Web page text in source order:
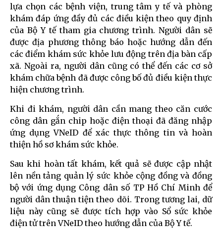
lựa chọn các bệnh viện, trung tâm y tế và phòng
khám đáp ứng đầy đủ các điều kiện theo quy định
của Bộ Y tế tham gia chương trình. Người dân sẽ
được địa phương thông báo hoặc hướng dẫn đến
các điểm khám sức khỏe lưu động trên địa bàn cấp
xã. Ngoài ra, người dân cũng có thể đến các cơ sở
khám chữa bệnh đã được công bố đủ điều kiện thực
hiện chương trình.
Khi đi khám, người dân cần mang theo căn cước
công dân gắn chip hoặc điện thoại đã đăng nhập
ứng dụng VNeID để xác thực thông tin và hoàn
thiện hồ sơ khám sức khỏe.
Sau khi hoàn tất khám, kết quả sẽ được cập nhật
lên nền tảng quản lý sức khỏe cộng đồng và đồng
bộ với ứng dụng Công dân số TP Hồ Chí Minh để
người dân thuận tiện theo dõi. Trong tương lai, dữ
liệu này cũng sẽ được tích hợp vào Sổ sức khỏe
điện tử trên VNeID theo hướng dẫn của Bộ Y tế.